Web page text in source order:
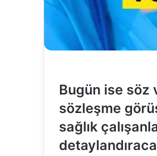
Bugün ise söz
sözleşme
sağlık